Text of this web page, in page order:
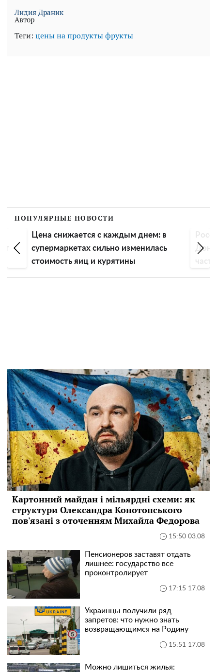
Лидия Драник
Автор
Теги: цены на продуктыфрукты
ПОПУЛЯРНЫЕ НОВОСТИ
Цена снижается с каждым днем: в
супермаркетах сильно изменилась
стоимость яиц и курятины
Картонний майдан і мільярдні схеми: як
структури Олександра Конотопського
пов'язані з оточенням Михайла Федорова
15:50 03.08
Пенсионеров заставят отдать
лишнее: государство все
проконтролирует
17:15 17.08
Украинцы получили ряд
запретов: что нужно знать
возвращающимся на Родину
15:51 17.08
Можно лишиться жилья: